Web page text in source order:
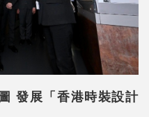
發展「香港時裝設計